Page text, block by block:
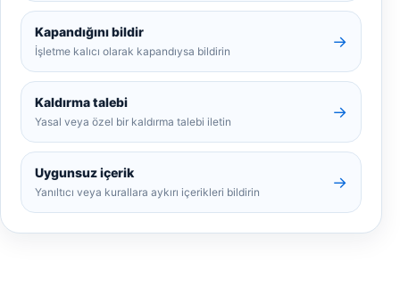
Kapandığını bildir
İşletme kalıcı olarak kapandıysa bildirin
→
Kaldırma talebi
Yasal veya özel bir kaldırma talebi iletin
→
Uygunsuz içerik
Yanıltıcı veya kurallara aykırı içerikleri bildirin
→